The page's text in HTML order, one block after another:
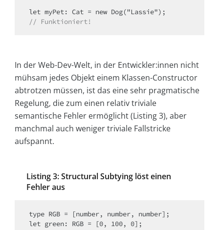
// Funktioniert!
In der Web-Dev-Welt, in der Entwickler:innen nicht
mühsam jedes Objekt einem Klassen-Constructor
abtrotzen müssen, ist das eine sehr pragmatische
Regelung, die zum einen relativ triviale
semantische Fehler ermöglicht (Listing 3), aber
manchmal auch weniger triviale Fallstricke
aufspannt.
Listing 3: Structural Subtying löst einen
Fehler aus
type RGB = [number, number, number];
let green: RGB = [0, 100, 0];